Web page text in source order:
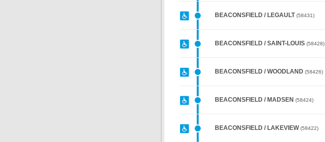
BEACONSFIELD / LEGAULT 58431
BEACONSFIELD / SAINT-LOUIS 58428
BEACONSFIELD / WOODLAND 58426
BEACONSFIELD / MADSEN 58424
BEACONSFIELD / LAKEVIEW 58422